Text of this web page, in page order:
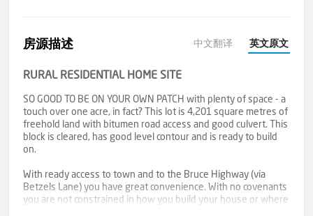
房源描述 中文翻译 英文原文
RURAL RESIDENTIAL HOME SITE
SO GOOD TO BE ON YOUR OWN PATCH with plenty of space - a
touch over one acre, in fact? This lot is 4,201 square metres of
freehold land with bitumen road access and good culvert. This
block is cleared, has good level contour and is ready to build
on.
With ready access to town and to the Bruce Highway (via
Betzels Lane) you have great convenience. With no covenants
you are not constrained in how you build your house or where